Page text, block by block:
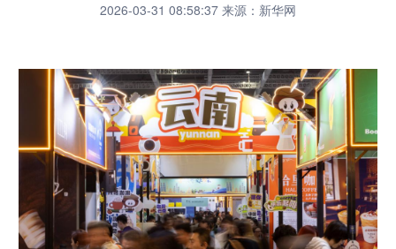
民生
信息 廉政 原创 长三角频道
2026-03-31 08:58:37 来源：新华网